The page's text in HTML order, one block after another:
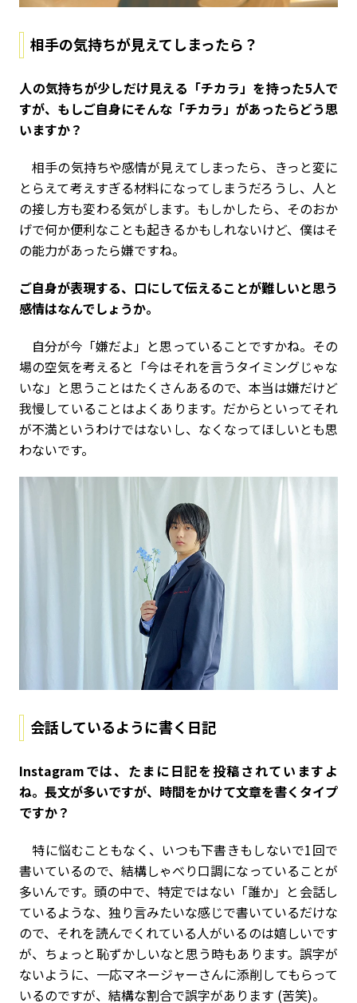
相手の気持ちが見えてしまったら？
――人の気持ちが少しだけ見える「チカラ」を持った5人で
すが、もしご自身にそんな「チカラ」があったらどう思
いますか？
相手の気持ちや感情が見えてしまったら、きっと変に
とらえて考えすぎる材料になってしまうだろうし、人と
の接し方も変わる気がします。もしかしたら、そのおか
げで何か便利なことも起きるかもしれないけど、僕はそ
の能力があったら嫌ですね。
――ご自身が表現する、口にして伝えることが難しいと思う
感情はなんでしょうか。
自分が今「嫌だよ」と思っていることですかね。その
場の空気を考えると「今はそれを言うタイミングじゃな
いな」と思うことはたくさんあるので、本当は嫌だけど
我慢していることはよくあります。だからといってそれ
が不満というわけではないし、なくなってほしいとも思
わないです。
会話しているように書く日記
――Instagramでは、たまに日記を投稿されていますよ
ね。長文が多いですが、時間をかけて文章を書くタイプ
ですか？
特に悩むこともなく、いつも下書きもしないで1回で
書いているので、結構しゃべり口調になっていることが
多いんです。頭の中で、特定ではない「誰か」と会話し
ているような、独り言みたいな感じで書いているだけな
ので、それを読んでくれている人がいるのは嬉しいです
が、ちょっと恥ずかしいなと思う時もあります。誤字が
ないように、一応マネージャーさんに添削してもらって
いるのですが、結構な割合で誤字があります (苦笑)。